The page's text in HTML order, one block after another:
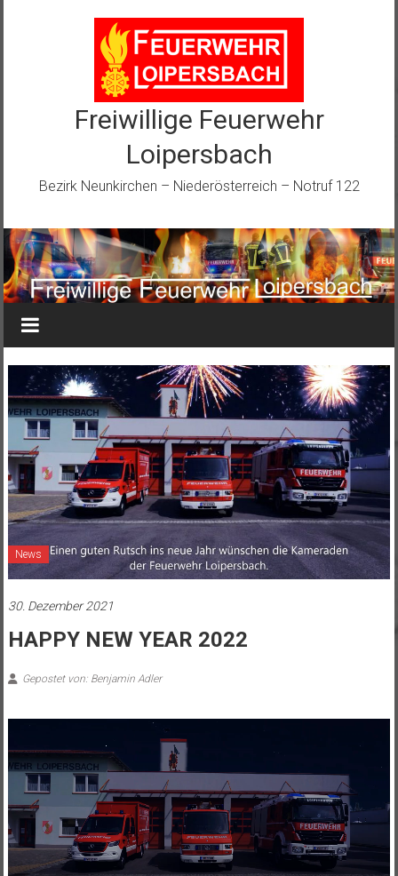
Freiwillige Feuerwehr
Loipersbach
Bezirk Neunkirchen – Niederösterreich – Notruf 122
News
30. Dezember 2021
HAPPY NEW YEAR 2022
Gepostet von: Benjamin Adler